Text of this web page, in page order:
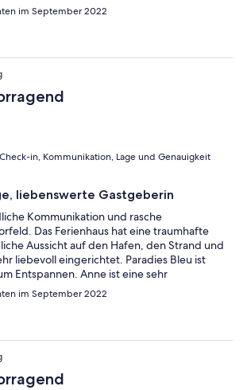
im September 2022
in, Kommunikation, Lage und Genauigkeit
liebenswerte Gastgeberin
Kommunikation und rasche
Das Ferienhaus hat eine traumhafte
Aussicht auf den Hafen, den Strand und
liebevoll eingerichtet. Paradies Bleu ist
Entspannen. Anne ist eine sehr
und fürsorgliche Gastgeberin. Ihre
und Ausflügen sind Gold wert. Wir kommen
im September 2022